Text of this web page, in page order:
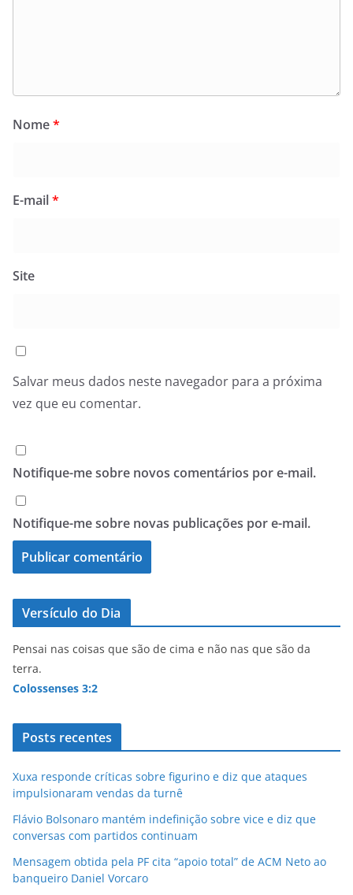
Nome*
E-mail*
Site
Salvar meus dados neste navegador para a próxima
vez que eu comentar.
Notifique-me sobre novos comentários por e-mail.
Notifique-me sobre novas publicações por e-mail.
Versículo do Dia
Pensai nas coisas que são de cima e não nas que são da
terra.
Colossenses 3:2
Posts recentes
Xuxa responde críticas sobre figurino e diz que ataques
impulsionaram vendas da turnê
Flávio Bolsonaro mantém indefinição sobre vice e diz que
conversas com partidos continuam
Mensagem obtida pela PF cita “apoio total” de ACM Neto ao
banqueiro Daniel Vorcaro